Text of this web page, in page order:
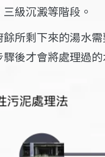
級沉澱等階段。
所剩下來的湯水
後才會將處理過的